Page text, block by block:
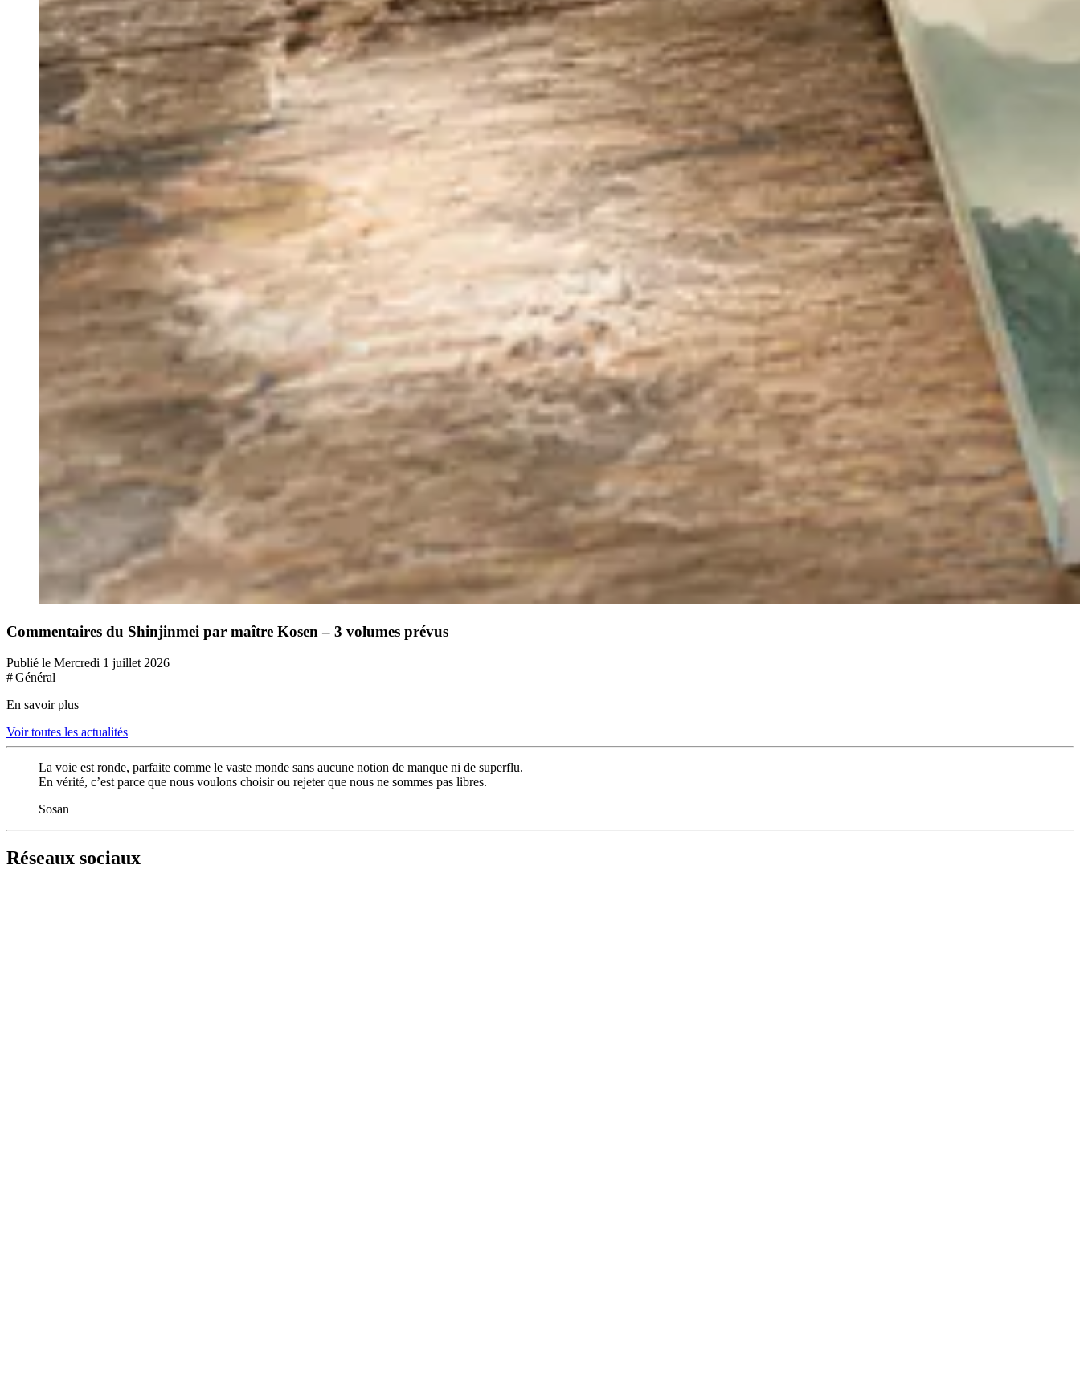
Commentaires du Shinjinmei par maître Kosen – 3 volumes prévus
Publié le Mercredi 1 juillet 2026
# Général
En savoir plus
Voir toutes les actualités
La voie est ronde, parfaite comme le vaste monde sans aucune notion de manque ni de superflu.
En vérité, c’est parce que nous voulons choisir ou rejeter que nous ne sommes pas libres.
Sosan
Réseaux sociaux